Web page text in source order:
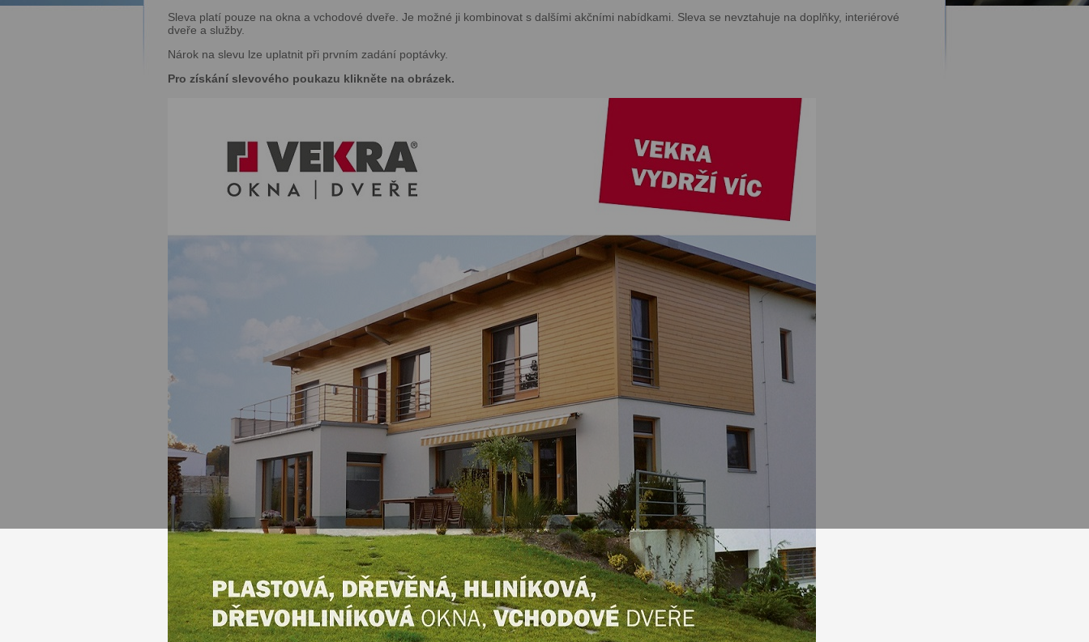
Sleva platí pouze na okna a vchodové dveře. Je možné ji kombinovat s dalšími akčními nabídkami. Sleva se nevztahuje na doplňky, interiérové
dveře a služby.
Nárok na slevu lze uplatnit při prvním zadání poptávky.
Pro získání slevového poukazu klikněte na obrázek.